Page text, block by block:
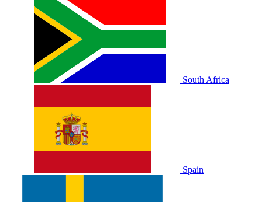
South Africa
Spain